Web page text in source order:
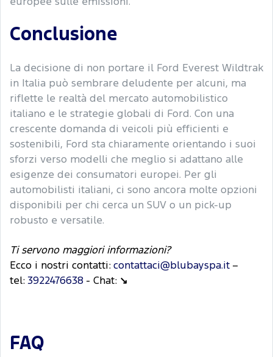
europee sulle emissioni.
Conclusione
La decisione di non portare il Ford Everest Wildtrak
in Italia può sembrare deludente per alcuni, ma
riflette le realtà del mercato automobilistico
italiano e le strategie globali di Ford. Con una
crescente domanda di veicoli più efficienti e
sostenibili, Ford sta chiaramente orientando i suoi
sforzi verso modelli che meglio si adattano alle
esigenze dei consumatori europei. Per gli
automobilisti italiani, ci sono ancora molte opzioni
disponibili per chi cerca un SUV o un pick-up
robusto e versatile.
Ti servono maggiori informazioni?
Ecco i nostri contatti: contattaci@blubayspa.it –
tel: 3922476638 - Chat: ↘
FAQ